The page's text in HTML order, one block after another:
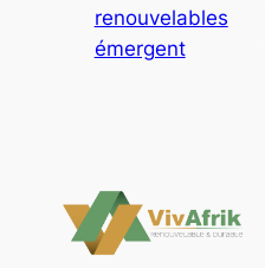
renouvelables
émergent